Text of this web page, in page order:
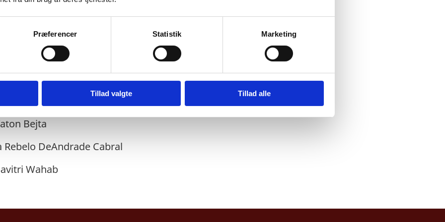
Præferencer Statistik Marketing
Tillad valgte Tillad alle
Bejta
DeAndrade Cabral
Wahab